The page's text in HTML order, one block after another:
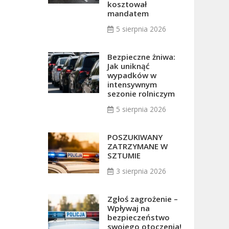
kosztował
mandatem
5 sierpnia 2026
Bezpieczne żniwa:
Jak uniknąć
wypadków w
intensywnym
sezonie rolniczym
5 sierpnia 2026
POSZUKIWANY
ZATRZYMANE W
SZTUMIE
3 sierpnia 2026
Zgłoś zagrożenie –
Wpływaj na
bezpieczeństwo
swojego otoczenia!